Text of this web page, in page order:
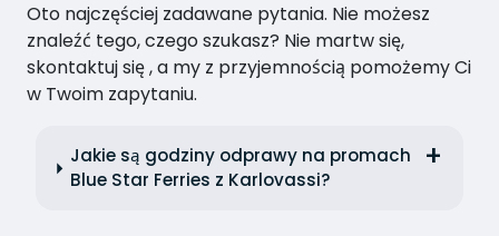
Oto najczęściej zadawane pytania. Nie możesz
znaleźć tego, czego szukasz? Nie martw się,
skontaktuj się , a my z przyjemnością pomożemy Ci
w Twoim zapytaniu.
Jakie są godziny odprawy na promach
Blue Star Ferries z Karlovassi?